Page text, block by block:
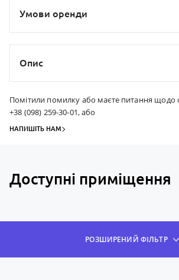
Умови оренди
Опис
Помітили помилку або маєте питання щодо
+38 (098) 259-30-01, або
НАПИШІТЬ НАМ
Доступні приміщення
РОЗШИРЕНИЙ ФІЛЬТР